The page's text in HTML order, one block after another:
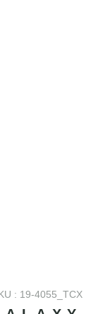
: 19-4055_TCX